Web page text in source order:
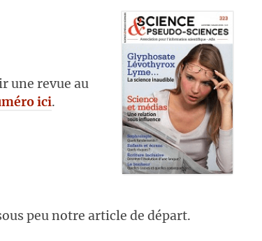
une revue au
ici.
peu notre article de départ.